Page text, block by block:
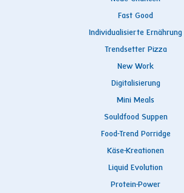
Fast Good
Individualisierte Ernährung
Trendsetter Pizza
New Work
Digitalisierung
Mini Meals
Souldfood Suppen
Food-Trend Porridge
Käse-Kreationen
Liquid Evolution
Protein-Power